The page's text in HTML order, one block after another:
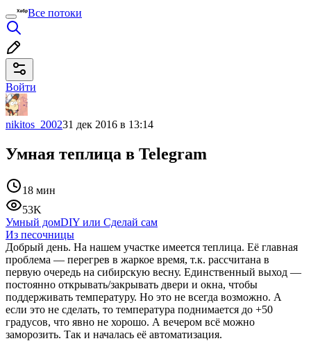
Все потоки
Войти
nikitos_200231 дек 2016 в 13:14
Умная теплица в Telegram
18 мин
53K
Умный домDIY или Сделай сам
Из песочницы
Добрый день. На нашем участке имеется теплица. Её главная
проблема — перегрев в жаркое время, т.к. рассчитана в
первую очередь на сибирскую весну. Единственный выход —
постоянно открывать/закрывать двери и окна, чтобы
поддерживать температуру. Но это не всегда возможно. А
если это не сделать, то температура поднимается до +50
градусов, что явно не хорошо. А вечером всё можно
заморозить. Так и началась её автоматизация.